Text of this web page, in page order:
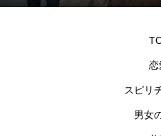
恋
スピリ
男女